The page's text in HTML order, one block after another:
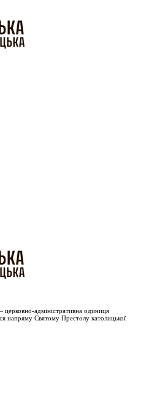
церковно-адміністративна одиниця
напряму Святому Престолу католицької